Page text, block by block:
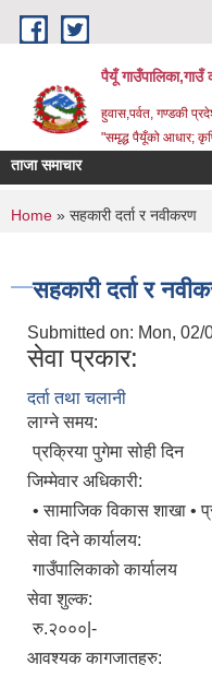
Skip to main content
पैयूँ गाउँपालिका,गाउँ
हुवास,पर्वत, गण्डकी
"समृद्ध पैयूँको आधार;
ताजा समाचार
You are here
Home » सहकारी दर्ता र नवीकरण
सहकारी दर्ता र
Submitted on: Mon, 02/
सेवा प्रकार:
दर्ता तथा चलानी
लाग्ने समय:
प्रक्रिया पुगेमा सोही दिन
जिम्मेवार अधिकारी:
• सामाजिक विकास शाखा
सेवा दिने कार्यालय:
गाउँपालिकाको कार्यालय
सेवा शुल्क:
रु.२०००|-
आवश्यक कागजातहरु: